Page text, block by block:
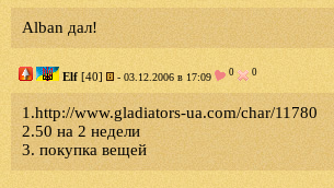
Alban дал!
Elf [40] - 03.12.2006 в 17:09 0 0
1.http://www.gladiators-ua.com/char/11780
2.50 на 2 недели
3. покупка вещей